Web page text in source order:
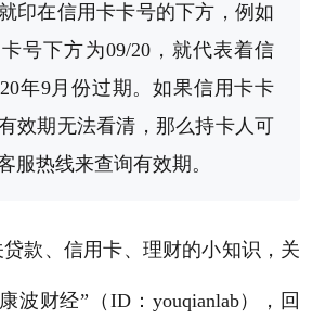
印在信用卡卡号的下方，例如
号下方为09/20，就代表着信
年9月份过期。如果信用卡卡
效期无法看清，那么持卡人可
服热线来查询有效期。
款、信用卡、理财的小知识，关
波财经”（ID：youqianlab），回